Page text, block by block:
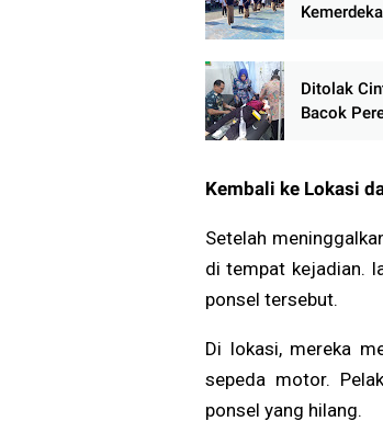
Ditolak
Bacok
Kembali ke Lokasi
Setelah
di tempat kejadian.
ponsel tersebut.
Di lokasi, mereka
sepeda motor.
ponsel yang hilang.